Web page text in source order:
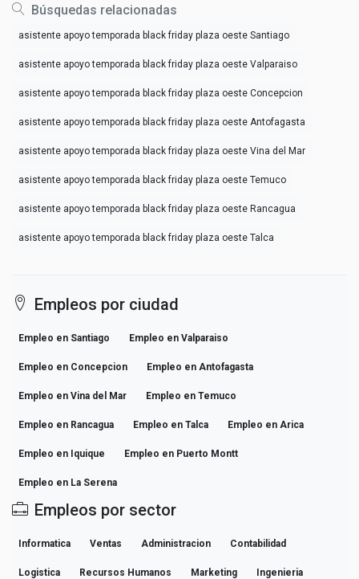
Búsquedas relacionadas
asistente apoyo temporada black friday plaza oeste Santiago
asistente apoyo temporada black friday plaza oeste Valparaiso
asistente apoyo temporada black friday plaza oeste Concepcion
asistente apoyo temporada black friday plaza oeste Antofagasta
asistente apoyo temporada black friday plaza oeste Vina del Mar
asistente apoyo temporada black friday plaza oeste Temuco
asistente apoyo temporada black friday plaza oeste Rancagua
asistente apoyo temporada black friday plaza oeste Talca
Empleos por ciudad
Empleo en Santiago Empleo en Valparaiso
Empleo en Concepcion Empleo en Antofagasta
Empleo en Vina del Mar Empleo en Temuco
Empleo en Rancagua Empleo en Talca Empleo en Arica
Empleo en Iquique Empleo en Puerto Montt
Empleo en La Serena
Empleos por sector
Informatica Ventas Administracion Contabilidad
Logistica Recursos Humanos Marketing Ingenieria